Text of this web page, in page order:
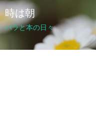
時は朝
バラと本の日々